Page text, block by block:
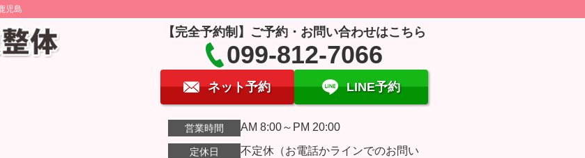
児島
【完全予約制】ご予約・お問い合わせはこちら
099-812-7066
ネット予約 LINE予約
営業時間 AM 8:00～PM 20:00
定休日
不定休（お電話かラインでのお問い